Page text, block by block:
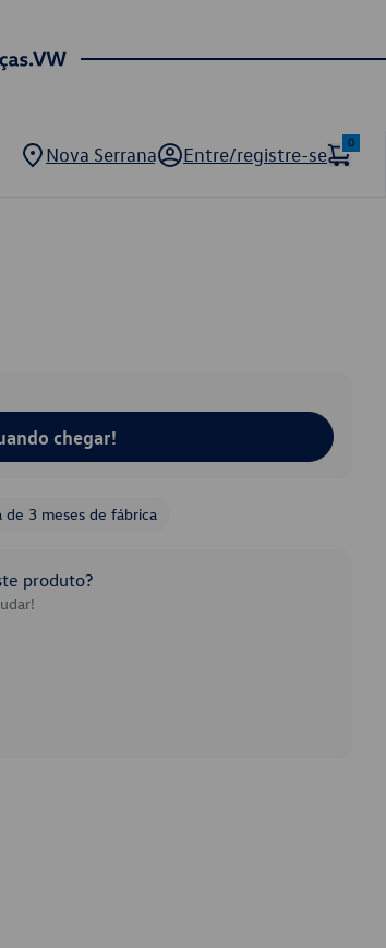
Nova Serrana Entre/registre-se
0
chegar!
de 3 meses de fábrica
produto?